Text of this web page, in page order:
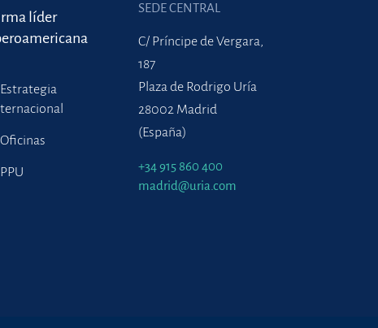
líder
Estrategia
Oficinas
PPU
SEDE CENTRAL
C/ Príncipe de Vergara,
187
Plaza de Rodrigo Uría
28002 Madrid
(España)
+34 915 860 400
madrid@uria.com